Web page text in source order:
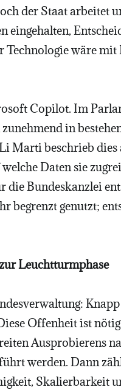
der Staat arbeitet
eingehalten,
Technologie wäre
Copilot. Im
in
Marti beschrieb
Daten sie
die Bundeskanzlei
begrenzt genutzt;
Leuchtturmphase
Offenheit ist
Ausprobierens
werden. Dann
Skalierbarkeit